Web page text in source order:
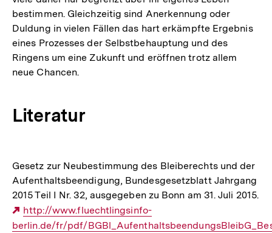
bestimmen. Gleichzeitig sind Anerkennung oder
Duldung in vielen Fällen das hart erkämpfte Ergebnis
eines Prozesses der Selbstbehauptung und des
Ringens um eine Zukunft und eröffnen trotz allem
neue Chancen.
Literatur
Gesetz zur Neubestimmung des Bleiberechts und der
Aufenthaltsbeendigung, Bundesgesetzblatt Jahrgang
2015 Teil I Nr. 32, ausgegeben zu Bonn am 31. Juli 2015.
Externer
Link:
http://www.fluechtlingsinfo-
berlin.de/fr/pdf/